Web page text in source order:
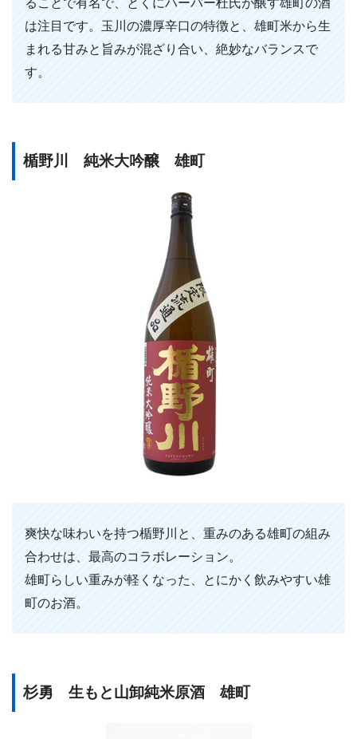
は注目です。玉川の濃厚辛口の特徴と、雄町米から生
まれる甘みと旨みが混ざり合い、絶妙なバランスで
す。
楯野川 純米大吟醸 雄町
爽快な味わいを持つ楯野川と、重みのある雄町の組み
合わせは、最高のコラボレーション。
雄町らしい重みが軽くなった、とにかく飲みやすい雄
町のお酒。
杉勇 生もと山卸純米原酒 雄町